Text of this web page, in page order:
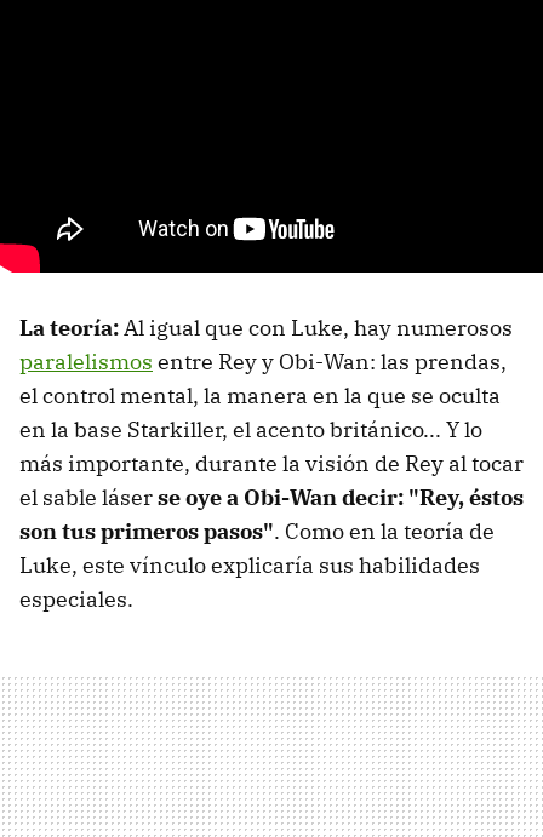
La teoría:Al igual que con Luke, hay numerosos
paralelismos entre Rey y Obi-Wan: las prendas,
el control mental, la manera en la que se oculta
en la base Starkiller, el acento británico... Y lo
más importante, durante la visión de Rey al tocar
el sable láserse oye a Obi-Wan decir: "Rey, éstos
son tus primeros pasos". Como en la teoría de
Luke, este vínculo explicaría sus habilidades
especiales.